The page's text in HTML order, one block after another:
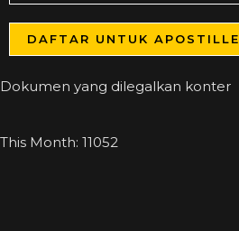
DAFTAR UNTUK APOSTILLE
Dokumen yang dilegalkan konter
This Month: 11052